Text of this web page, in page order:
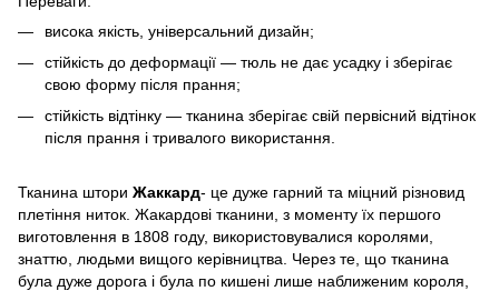
висока якість, універсальний дизайн;
стійкість до деформації — тюль не дає усадку і зберігає
свою форму після прання;
стійкість відтінку — тканина зберігає свій первісний відтінок
після прання і тривалого використання.
Тканина штори Жаккард- це дуже гарний та міцний різновид
плетіння ниток. Жакардові тканини, з моменту їх першого
виготовлення в 1808 году, використовувалися королями,
знаттю, людьми вищого керівництва. Через те, що тканина
була дуже дорога і була по кишені лише наближеним короля,